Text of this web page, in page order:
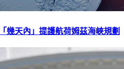
幾天內」提護航荷姆茲海峽規劃